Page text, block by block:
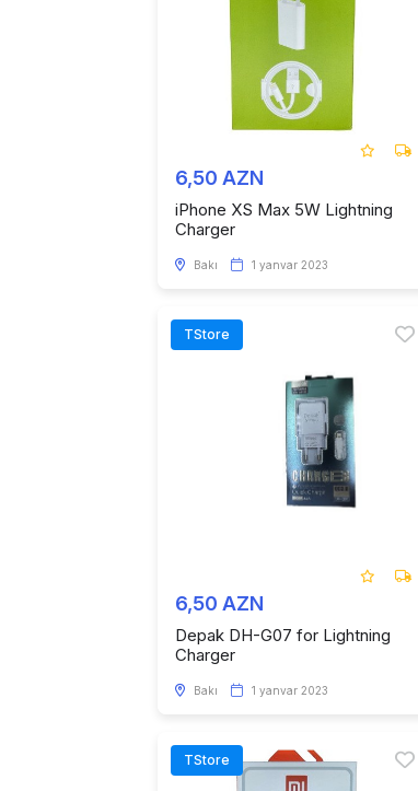
6,50 AZN
iPhone XS Max 5W Lightning
Charger
Bakı 1 yanvar 2023
TStore
6,50 AZN
Depak DH-G07 for Lightning
Charger
Bakı 1 yanvar 2023
TStore